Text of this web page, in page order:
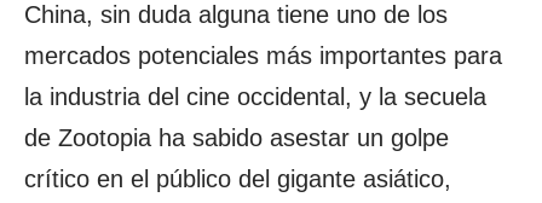
China, sin duda alguna tiene uno de los
mercados potenciales más importantes para
la industria del cine occidental, y la secuela
de Zootopia ha sabido asestar un golpe
crítico en el público del gigante asiático,